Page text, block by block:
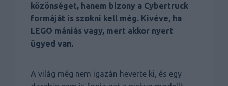
közönséget, hanem bizony a Cybertruck
formáját is szokni kell még. Kivéve, ha
LEGO mániás vagy, mert akkor nyert
ügyed van.
A világ még nem igazán heverte ki, és egy